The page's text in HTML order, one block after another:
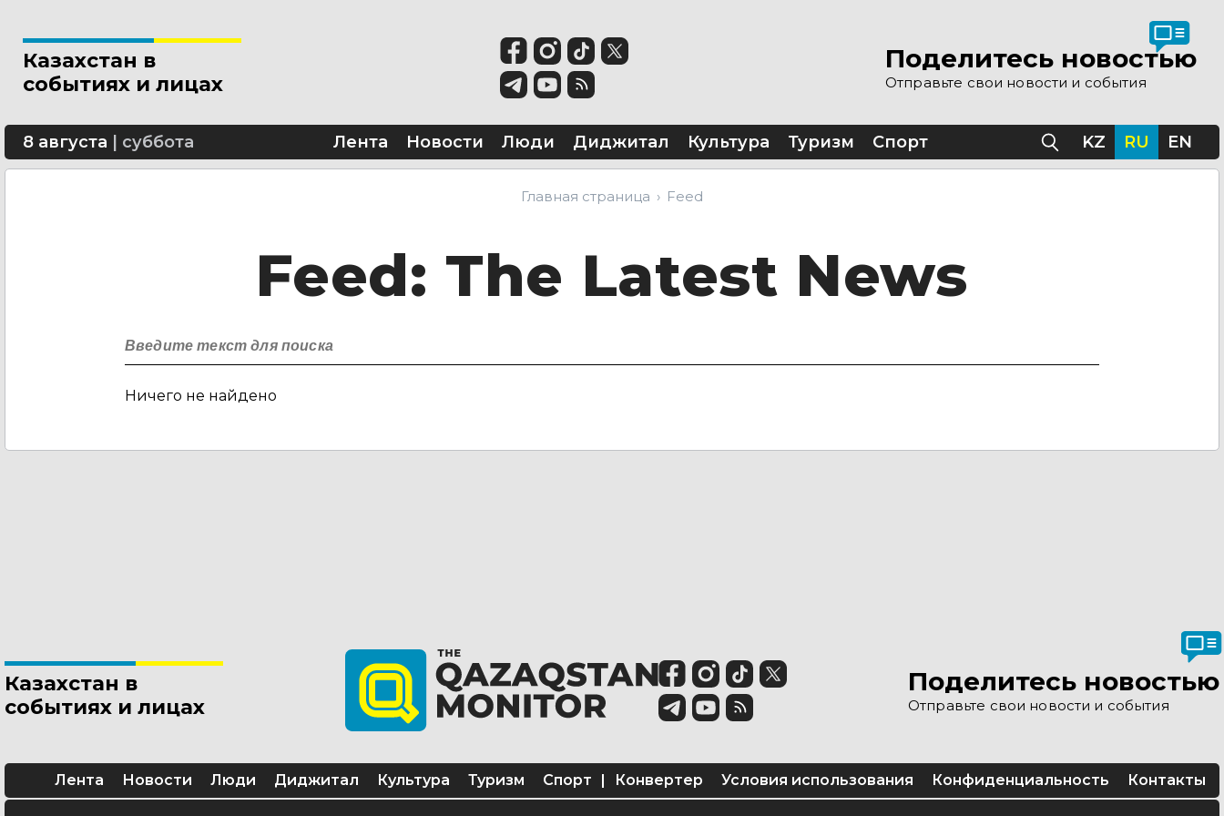
Казахстан в
событиях и лицах
Поделитесь новостью
Отправьте свои новости и события
8 августа суббота Лента Новости Люди Диджитал Культура Туризм Спорт KZ RU EN
Главная страница Feed
Feed: The Latest News
Ничего не найдено
Казахстан в
событиях и лицах
Поделитесь новостью
Отправьте свои новости и события
Лента Новости Люди Диджитал Культура Туризм Спорт | Конвертер Условия использования Конфиденциальность Контакты